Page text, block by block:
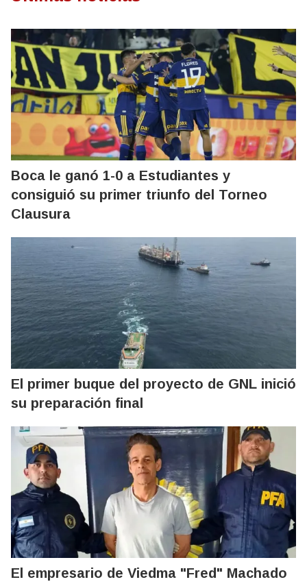
Boca le ganó 1-0 a Estudiantes y
consiguió su primer triunfo del Torneo
Clausura
El primer buque del proyecto de GNL inició
su preparación final
El empresario de Viedma "Fred" Machado